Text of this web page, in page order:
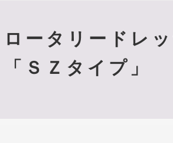
ロータリードレ
「ＳＺタイプ」